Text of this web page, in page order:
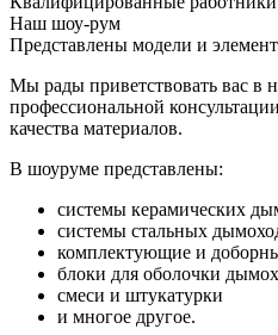
Наш шоу-рум
Представлены модели и
Мы рады приветствовать вас в
профессиональной
качества материалов.
В шоуруме представлены:
системы керамических
системы стальных
комплектующие и
блоки для оболочки
смеси и штукатурки
и многое другое.